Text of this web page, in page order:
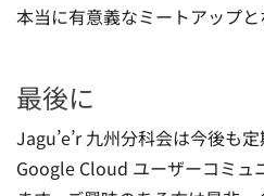
本当に有意義なミートアップと
最後に
Jagu’e’r 九州分科会は今後も
Google Cloud ユーザーコミュ